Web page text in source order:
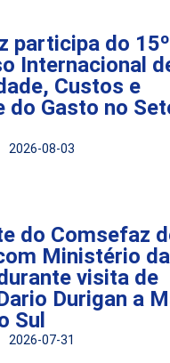
participa do 15º
Internacional
Custos e
do Gasto no
2026-08-03
do Comsefaz
Ministério da
visita de
Durigan a
Sul
2026-07-31